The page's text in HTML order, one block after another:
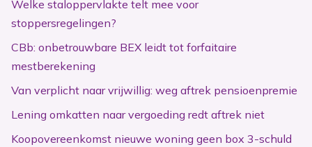
Welke staloppervlakte telt mee voor
stoppersregelingen?
CBb: onbetrouwbare BEX leidt tot forfaitaire
mestberekening
Van verplicht naar vrijwillig: weg aftrek pensioenpremie
Lening omkatten naar vergoeding redt aftrek niet
Koopovereenkomst nieuwe woning geen box 3-schuld